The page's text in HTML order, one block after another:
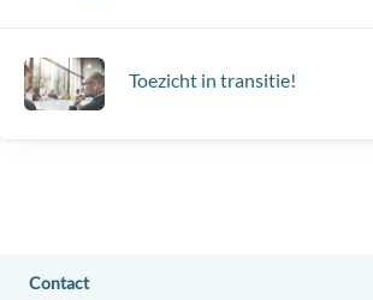
Toezicht in transitie!
Contact